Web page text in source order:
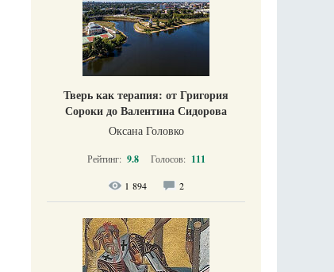
Тверь как терапия: от Григория
Сороки до Валентина Сидорова
Оксана Головко
Рейтинг: 9.8 Голосов: 111
1 894 2